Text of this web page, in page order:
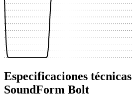
Especificaciones
SoundForm Bolt